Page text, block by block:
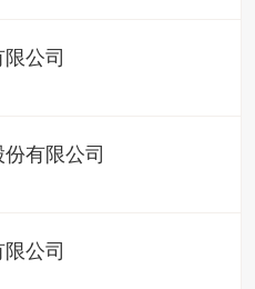
公司
有限公司
公司